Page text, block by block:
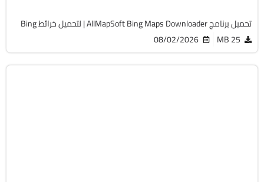
تحميل برنامج AllMapSoft Bing Maps Downloader | لتحميل خرائط Bing
25 MB
08/02/2026